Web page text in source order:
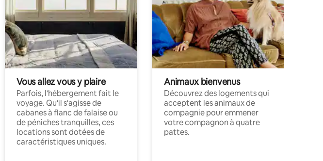
Vous allez vous y plaire
Parfois, l'hébergement fait le
voyage. Qu'il s'agisse de
cabanes à flanc de falaise ou
de péniches tranquilles, ces
locations sont dotées de
caractéristiques uniques.
Animaux bienvenus
Découvrez des logements qui
acceptent les animaux de
compagnie pour emmener
votre compagnon à quatre
pattes.